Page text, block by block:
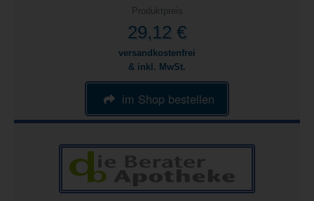
Produktpreis
29,12 €
versandkostenfrei
& inkl. MwSt.
im Shop bestellen